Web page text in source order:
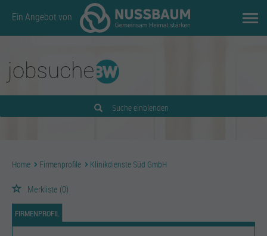
Ein Angebot von
Suche einblenden
Home Firmenprofile Klinikdienste Süd GmbH
Merkliste (0)
FIRMENPROFIL